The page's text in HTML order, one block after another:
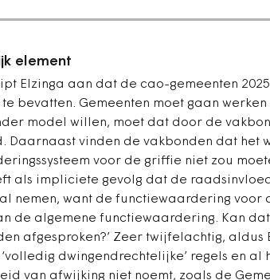
element
Elzinga aan dat de cao-gemeenten
bevatten. Gemeenten moet gaan werken
model willen, moet dat door de
Daarnaast vinden de vakbonden dat het
voor de griffie niet zou
als impliciete gevolg dat de
nemen, want de functiewaardering voor
de algemene functiewaardering. Kan
afgesproken?’ Zeer twijfelachtig, aldus
dwingendrechtelijke’ regels en
van afwijking niet noemt, zoals de